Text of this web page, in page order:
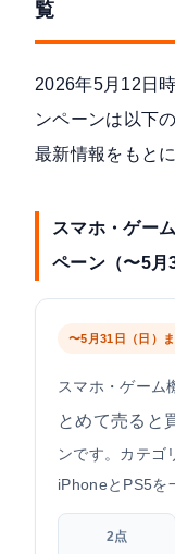
覧
2026年5月12日
ンペーンは以下
最新情報をもと
スマホ・ゲー
ペーン（〜5月
〜5月31日（日）
スマホ・ゲーム
とめて売ると
ンです。カテゴ
iPhoneとPS5を
2点